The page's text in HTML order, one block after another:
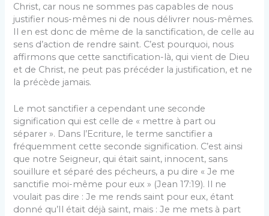
Christ, car nous ne sommes pas capables de nous
justifier nous-mêmes ni de nous délivrer nous-mêmes.
Il en est donc de même de la sanctification, de celle au
sens d’action de rendre saint. C’est pourquoi, nous
affirmons que cette sanctification-là, qui vient de Dieu
et de Christ, ne peut pas précéder la justification, et ne
la précède jamais.
Le mot sanctifier a cependant une seconde
signification qui est celle de « mettre à part ou
séparer ». Dans l’Ecriture, le terme sanctifier a
fréquemment cette seconde signification. C’est ainsi
que notre Seigneur, qui était saint, innocent, sans
souillure et séparé des pécheurs, a pu dire « Je me
sanctifie moi-même pour eux » (Jean 17:19). Il ne
voulait pas dire : Je me rends saint pour eux, étant
donné qu’Il était déjà saint, mais : Je me mets à part